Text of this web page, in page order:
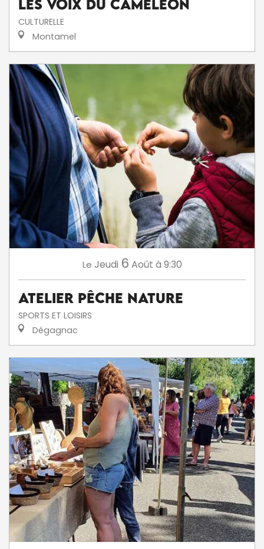
Les voix du caméléon
CULTURELLE
Montamel
Le Jeudi 6 Août à 9:30
Atelier Pêche Nature
SPORTS ET LOISIRS
Dégagnac